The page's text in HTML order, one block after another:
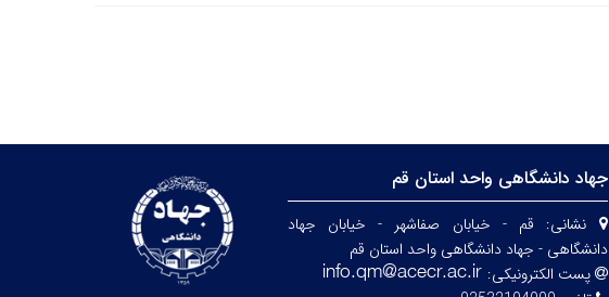
جهاد دانشگاهی واحد استان قم
نشانی: قم - خیابان صفاشهر - خیابان جهاد
دانشگاهی - جهاد دانشگاهی واحد استان قم
پست الکترونیکی: